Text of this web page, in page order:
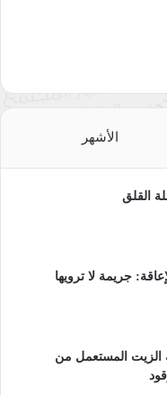
الأشهر
القلق
جريمة لا ترويها
الزيت المستعمل من